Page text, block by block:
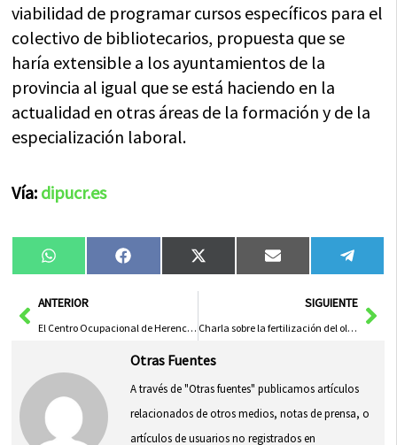
viabilidad de programar cursos específicos para el
colectivo de bibliotecarios, propuesta que se
haría extensible a los ayuntamientos de la
provincia al igual que se está haciendo en la
actualidad en otras áreas de la formación y de la
especialización laboral.
Vía: dipucr.es
Compartir
en
WhatsAppCompartir
en
FacebookCompartir
en
X
(Twitter)
Compartir
en
Email
en
AntANTERIOR
El Centro Ocupacional de Herencia participa en la exposición provincial «Valorarte»
SIGUIENTE
Charla sobre la fertilización del olivar organizada por la almazara «La Encarnación»
Otras Fuentes
A través de "Otras fuentes" publicamos artículos
relacionados de otros medios, notas de prensa, o
artículos de usuarios no registrados en